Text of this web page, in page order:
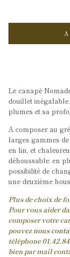
Le canapé
douillet
plumes et sa
A composer au
larges gammes
en lin, et
déhoussable: en
possibilité de
une deuxième
Plus de choix de
Pour vous aider
composer votre
pouveznous
téléphone
bien par mail